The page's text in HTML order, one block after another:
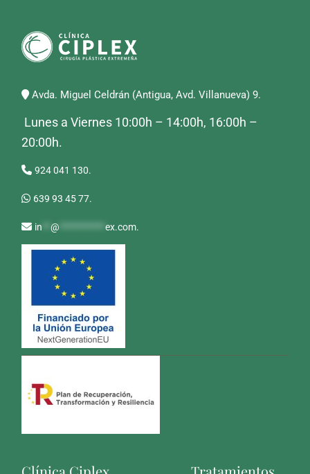
Avda. Miguel Celdrán (Antigua, Avd. Villanueva) 9.
Lunes a Viernes 10:00h – 14:00h, 16:00h –
20:00h.
924 041 130.
639 93 45 77.
in **@ ***********ex.com.